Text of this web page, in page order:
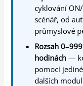
cyklování
scénář, od
průmyslové
Rozsah
hodinách —
pomocí
dalších